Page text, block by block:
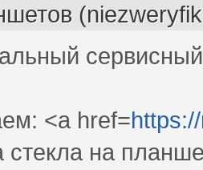
<a href=
стекла на